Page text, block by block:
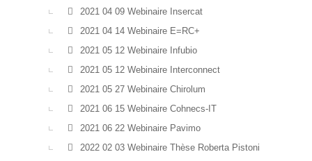
2021 04 09 Webinaire Insercat
2021 04 14 Webinaire E=RC+
2021 05 12 Webinaire Infubio
2021 05 12 Webinaire Interconnect
2021 05 27 Webinaire Chirolum
2021 06 15 Webinaire Cohnecs-IT
2021 06 22 Webinaire Pavimo
2022 02 03 Webinaire Thèse Roberta Pistoni